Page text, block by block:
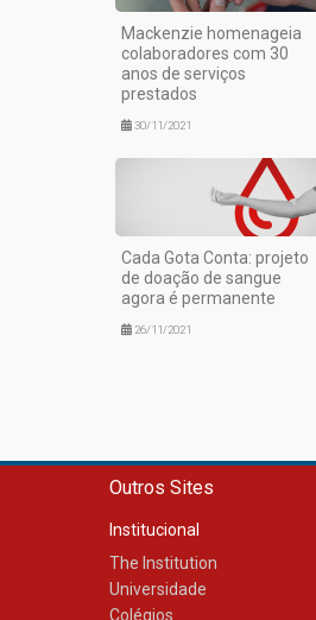
Mackenzie homenageia
colaboradores com 30
anos de serviços
prestados
30/11/2021
Cada Gota Conta: projeto
de doação de sangue
agora é permanente
26/11/2021
Outros Sites
Institucional
The Institution
Universidade
Colégios